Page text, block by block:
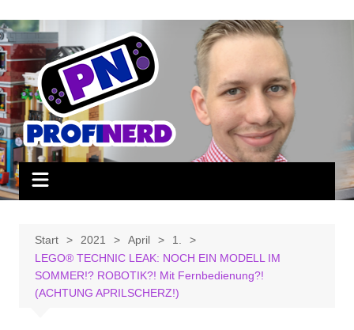
Inhalt
springen
Start 2021 April
1.
LEGO® TECHNIC LEAK: NOCH EIN MODELL IM
SOMMER!? ROBOTIK?! Mit Fernbedienung?!
(ACHTUNG APRILSCHERZ!)